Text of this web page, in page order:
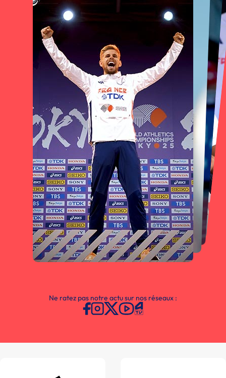
Ne ratez pas notre actu sur nos réseaux :